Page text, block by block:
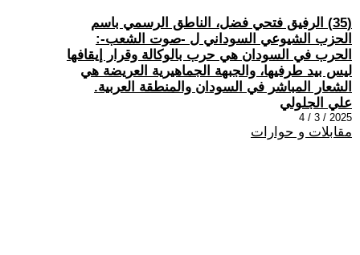
(35) الرفيق فتحي فضل، الناطق الرسمي باسم
الحزب الشيوعي السوداني ل -صوت الشعب-:
الحرب في السودان هي حرب بالوكالة وقرار إيقافها
ليس بيد طرفيها، والجبهة الجماهيرية العريضة هي
الشعار المباشر في السودان والمنطقة العربية.
علي الجلولي
2025 / 3 / 4
مقابلات و حوارات